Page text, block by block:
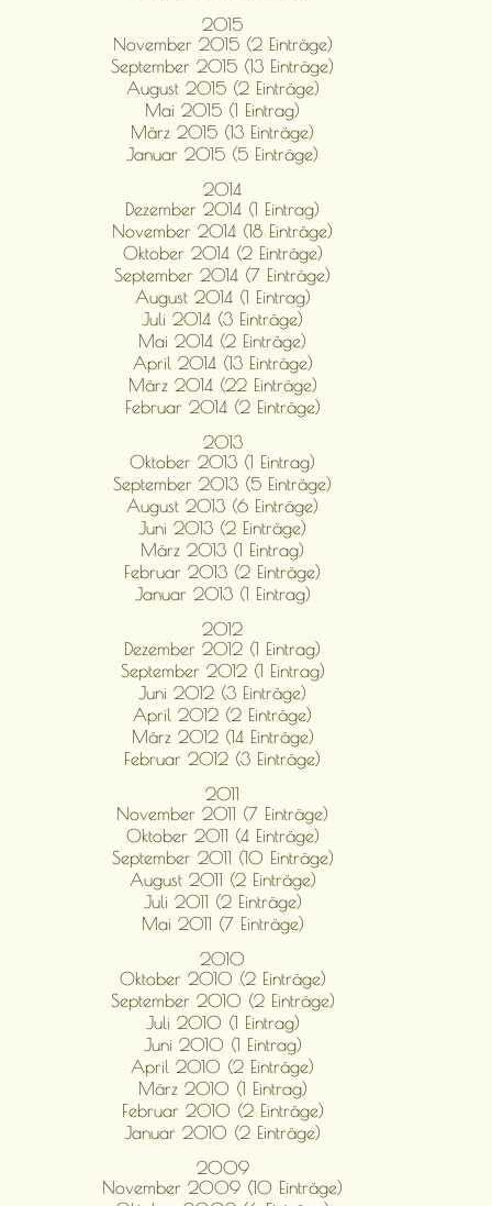
2015
November 2015 (2 Einträge)
September 2015 (13 Einträge)
August 2015 (2 Einträge)
Mai 2015 (1 Eintrag)
März 2015 (13 Einträge)
Januar 2015 (5 Einträge)
2014
Dezember 2014 (1 Eintrag)
November 2014 (18 Einträge)
Oktober 2014 (2 Einträge)
September 2014 (7 Einträge)
August 2014 (1 Eintrag)
Juli 2014 (3 Einträge)
Mai 2014 (2 Einträge)
April 2014 (13 Einträge)
März 2014 (22 Einträge)
Februar 2014 (2 Einträge)
2013
Oktober 2013 (1 Eintrag)
September 2013 (5 Einträge)
August 2013 (6 Einträge)
Juni 2013 (2 Einträge)
März 2013 (1 Eintrag)
Februar 2013 (2 Einträge)
Januar 2013 (1 Eintrag)
2012
Dezember 2012 (1 Eintrag)
September 2012 (1 Eintrag)
Juni 2012 (3 Einträge)
April 2012 (2 Einträge)
März 2012 (14 Einträge)
Februar 2012 (3 Einträge)
2011
November 2011 (7 Einträge)
Oktober 2011 (4 Einträge)
September 2011 (10 Einträge)
August 2011 (2 Einträge)
Juli 2011 (2 Einträge)
Mai 2011 (7 Einträge)
2010
Oktober 2010 (2 Einträge)
September 2010 (2 Einträge)
Juli 2010 (1 Eintrag)
Juni 2010 (1 Eintrag)
April 2010 (2 Einträge)
März 2010 (1 Eintrag)
Februar 2010 (2 Einträge)
Januar 2010 (2 Einträge)
2009
November 2009 (10 Einträge)